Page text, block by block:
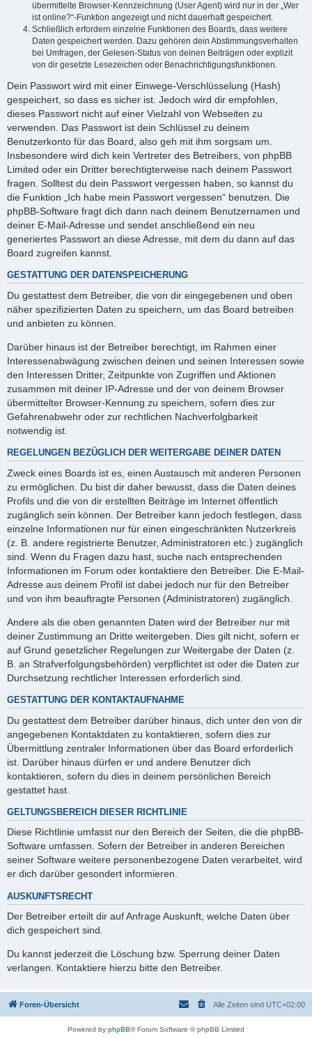
übermittelte Browser-Kennzeichnung (User Agent) wird nur in der „Wer
ist online?“-Funktion angezeigt und nicht dauerhaft gespeichert.
Schließlich erfordern einzelne Funktionen des Boards, dass weitere
Daten gespeichert werden. Dazu gehören dein Abstimmungsverhalten
bei Umfragen, der Gelesen-Status von deinen Beiträgen oder explizit
von dir gesetzte Lesezeichen oder Benachrichtigungsfunktionen.
Dein Passwort wird mit einer Einwege-Verschlüsselung (Hash)
gespeichert, so dass es sicher ist. Jedoch wird dir empfohlen,
dieses Passwort nicht auf einer Vielzahl von Webseiten zu
verwenden. Das Passwort ist dein Schlüssel zu deinem
Benutzerkonto für das Board, also geh mit ihm sorgsam um.
Insbesondere wird dich kein Vertreter des Betreibers, von phpBB
Limited oder ein Dritter berechtigterweise nach deinem Passwort
fragen. Solltest du dein Passwort vergessen haben, so kannst du
die Funktion „Ich habe mein Passwort vergessen“ benutzen. Die
phpBB-Software fragt dich dann nach deinem Benutzernamen und
deiner E-Mail-Adresse und sendet anschließend ein neu
generiertes Passwort an diese Adresse, mit dem du dann auf das
Board zugreifen kannst.
GESTATTUNG DER DATENSPEICHERUNG
Du gestattest dem Betreiber, die von dir eingegebenen und oben
näher spezifizierten Daten zu speichern, um das Board betreiben
und anbieten zu können.
Darüber hinaus ist der Betreiber berechtigt, im Rahmen einer
Interessenabwägung zwischen deinen und seinen Interessen sowie
den Interessen Dritter, Zeitpunkte von Zugriffen und Aktionen
zusammen mit deiner IP-Adresse und der von deinem Browser
übermittelter Browser-Kennung zu speichern, sofern dies zur
Gefahrenabwehr oder zur rechtlichen Nachverfolgbarkeit
notwendig ist.
REGELUNGEN BEZÜGLICH DER WEITERGABE DEINER DATEN
Zweck eines Boards ist es, einen Austausch mit anderen Personen
zu ermöglichen. Du bist dir daher bewusst, dass die Daten deines
Profils und die von dir erstellten Beiträge im Internet öffentlich
zugänglich sein können. Der Betreiber kann jedoch festlegen, dass
einzelne Informationen nur für einen eingeschränkten Nutzerkreis
(z. B. andere registrierte Benutzer, Administratoren etc.) zugänglich
sind. Wenn du Fragen dazu hast, suche nach entsprechenden
Informationen im Forum oder kontaktiere den Betreiber. Die E-Mail-
Adresse aus deinem Profil ist dabei jedoch nur für den Betreiber
und von ihm beauftragte Personen (Administratoren) zugänglich.
Andere als die oben genannten Daten wird der Betreiber nur mit
deiner Zustimmung an Dritte weitergeben. Dies gilt nicht, sofern er
auf Grund gesetzlicher Regelungen zur Weitergabe der Daten (z.
B. an Strafverfolgungsbehörden) verpflichtet ist oder die Daten zur
Durchsetzung rechtlicher Interessen erforderlich sind.
GESTATTUNG DER KONTAKTAUFNAHME
Du gestattest dem Betreiber darüber hinaus, dich unter den von dir
angegebenen Kontaktdaten zu kontaktieren, sofern dies zur
Übermittlung zentraler Informationen über das Board erforderlich
ist. Darüber hinaus dürfen er und andere Benutzer dich
kontaktieren, sofern du dies in deinem persönlichen Bereich
gestattet hast.
GELTUNGSBEREICH DIESER RICHTLINIE
Diese Richtlinie umfasst nur den Bereich der Seiten, die die phpBB-
Software umfassen. Sofern der Betreiber in anderen Bereichen
seiner Software weitere personenbezogene Daten verarbeitet, wird
er dich darüber gesondert informieren.
AUSKUNFTSRECHT
Der Betreiber erteilt dir auf Anfrage Auskunft, welche Daten über
dich gespeichert sind.
Du kannst jederzeit die Löschung bzw. Sperrung deiner Daten
verlangen. Kontaktiere hierzu bitte den Betreiber.
Foren-Übersicht Alle Zeiten sind UTC+02:00
Powered by phpBB® Forum Software © phpBB Limited